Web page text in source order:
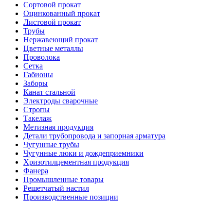
Сортовой прокат
Оцинкованный прокат
Листовой прокат
Трубы
Нержавеющий прокат
Цветные металлы
Проволока
Сетка
Габионы
Заборы
Канат стальной
Электроды сварочные
Стропы
Такелаж
Метизная продукция
Детали трубопровода и запорная арматура
Чугунные трубы
Чугунные люки и дождеприемники
Хризотилцементная продукция
Фанера
Промышленные товары
Решетчатый настил
Производственные позиции